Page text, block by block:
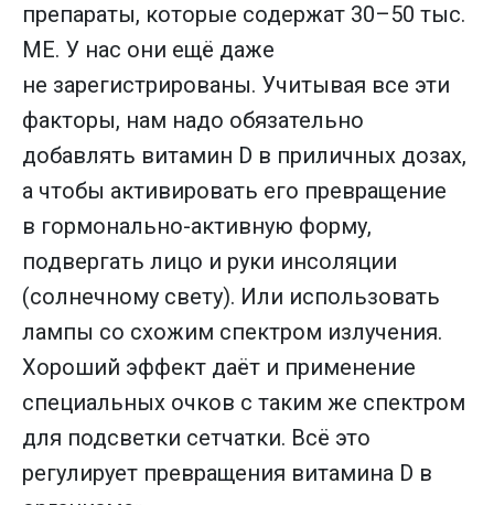
препараты, которые содержат 30–50 тыс.
МЕ. У нас они ещё даже
не зарегистрированы. Учитывая все эти
факторы, нам надо обязательно
добавлять витамин D в приличных дозах,
а чтобы активировать его превращение
в гормонально-активную форму,
подвергать лицо и руки инсоляции
(солнечному свету). Или использовать
лампы со схожим спектром излучения.
Хороший эффект даёт и применение
специальных очков с таким же спектром
для подсветки сетчатки. Всё это
регулирует превращения витамина D в